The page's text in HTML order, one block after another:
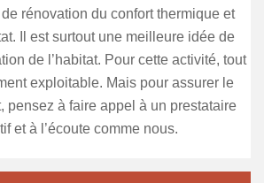
rénovation du confort thermique et
Il est surtout une meilleure idée de
de l’habitat. Pour cette activité, tout
exploitable. Mais pour assurer le
pensez à faire appel à un prestataire
et à l’écoute comme nous.